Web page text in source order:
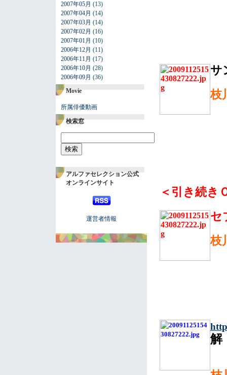
2007年05月 (13)
2007年04月 (14)
2007年03月 (14)
2007年02月 (16)
2007年01月 (10)
2006年12月 (11)
2006年11月 (17)
2006年10月 (28)
2006年09月 (36)
Movie
所属俳優動画
検索窓
アルファセレクション公式
オンラインサイト
運営者情報
サ
枝
＜引き続き
セ
枝